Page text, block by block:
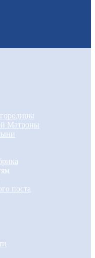
Матроны
поста